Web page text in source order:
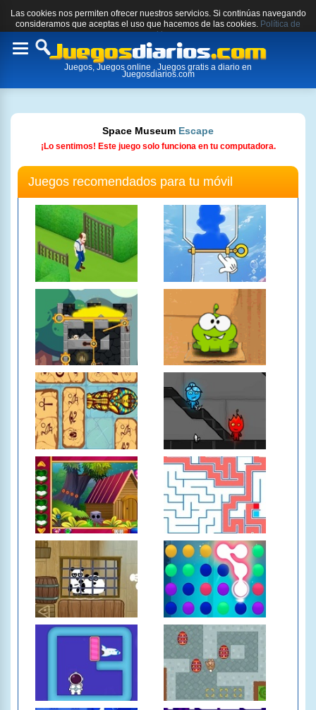
Las cookies nos permiten ofrecer nuestros servicios. Si continúas navegando
consideramos que aceptas el uso que hacemos de las cookies. Política de
cookies.
Toggle
Juegos, Juegos online , Juegos gratis a diario en
Juegosdiarios.com
Space Museum Escape
¡Lo sentimos! Este juego solo funciona en tu computadora.
Juegos recomendados para tu móvil